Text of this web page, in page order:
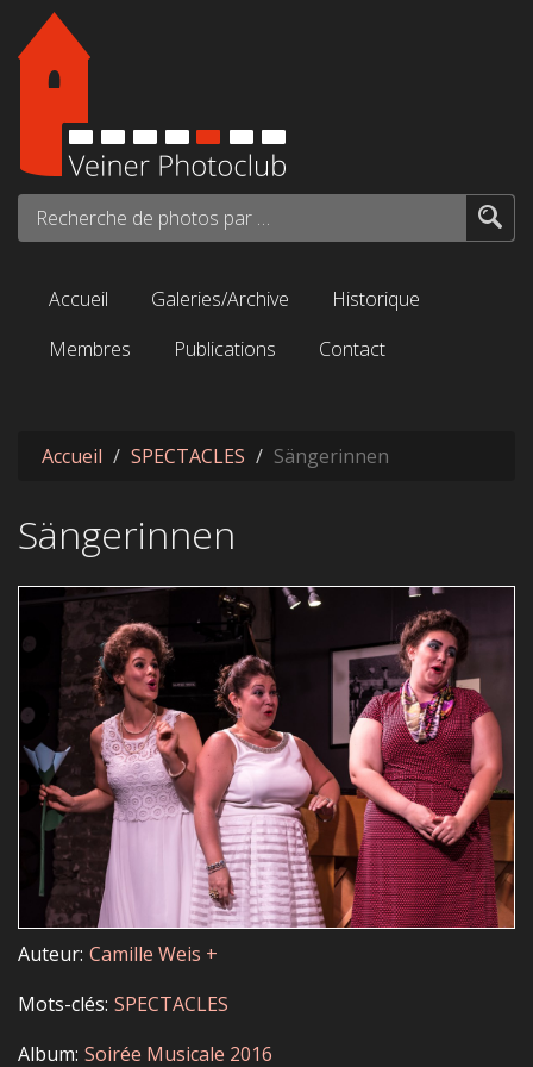
Aller au contenu principal
Recherche de photos par mots-clés...
Accueil Galeries/Archive
Historique
Membres
Publications Contact
Accueil SPECTACLES Sängerinnen
Sängerinnen
Auteur Camille Weis +
Mots-clés SPECTACLES
Album Soirée Musicale 2016